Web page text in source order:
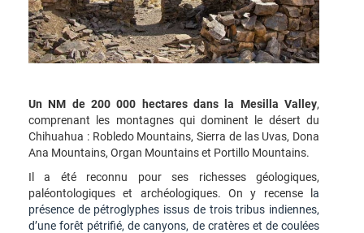
Un NM de 200 000 hectares dans la Mesilla Valley,
comprenant les montagnes qui dominent le désert du
Chihuahua : Robledo Mountains, Sierra de las Uvas, Dona
Ana Mountains, Organ Mountains et Portillo Mountains.
Il a été reconnu pour ses richesses géologiques,
paléontologiques et archéologiques. On y recense l a
présence de pétroglyphes issus de trois tribus indiennes,
d’une forêt pétrifié, de canyons, de cratères et de coulées